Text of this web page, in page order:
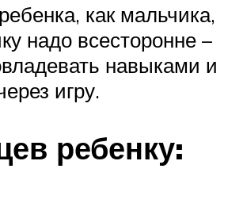
как мальчика,
надо всесторонне –
навыками и
игру.
ребенку: